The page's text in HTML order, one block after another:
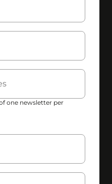
one newsletter per